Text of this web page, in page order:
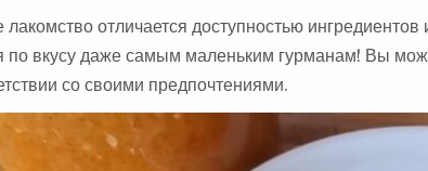
лакомство отличается доступностью
по вкусу даже самым маленьким гурманам! Вы
со своими предпочтениями.